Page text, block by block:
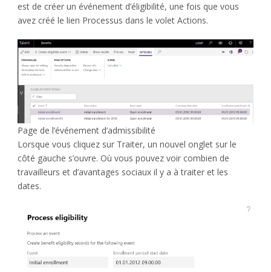
est de créer un événement d’éligibilité, une fois que vous
avez créé le lien Processus dans le volet Actions.
Page de l’événement d’admissibilité
Lorsque vous cliquez sur Traiter, un nouvel onglet sur le
côté gauche s’ouvre. Où vous pouvez voir combien de
travailleurs et d’avantages sociaux il y a à traiter et les
dates.